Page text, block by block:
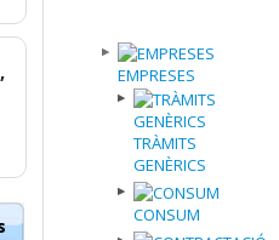
EMPRESES
TRÀMITS
GENÈRICS
CONSUM